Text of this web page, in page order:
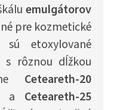
emulgátorov
pre kozmetické
etoxylované
s rôznou dĺžkou
Ceteareth-20
a Ceteareth-25